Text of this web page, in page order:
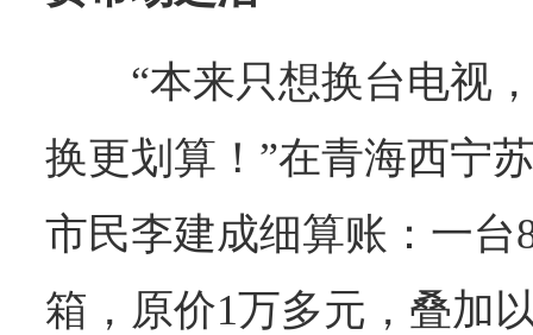
“本来只想换台电视
换更划算！”在青海西宁
市民李建成细算账：一台
箱，原价1万多元，叠加